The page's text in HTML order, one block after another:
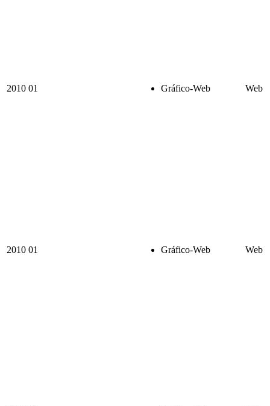
2010 01 Gráfico-Web Web
2010 01 Gráfico-Web Web